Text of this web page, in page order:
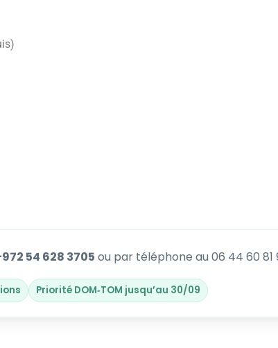
54 628 3705 ou par téléphone au 06 44 60
Priorité DOM‑TOM jusqu’au 30/09